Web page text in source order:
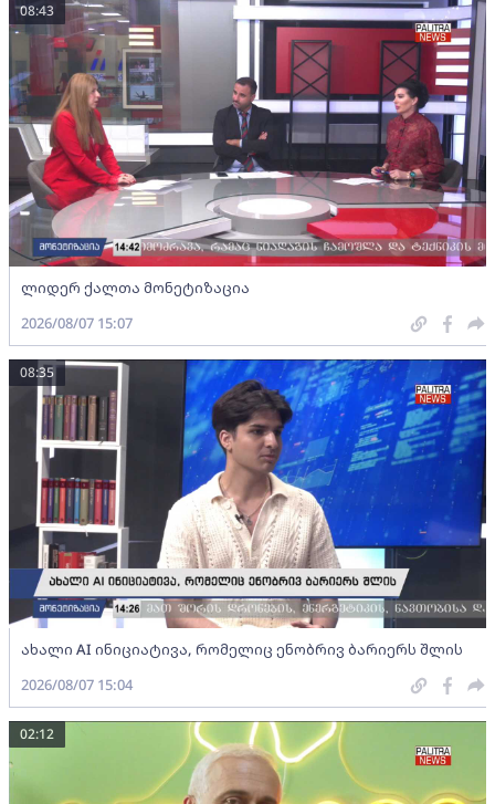
ლიდერ ქალთა მონეტიზაცია
08:43
2026/08/07 15:07
ახალი AI ინიციატივა, რომელიც ენობრივ ბარიერს შლის
08:35
2026/08/07 15:04
02:12